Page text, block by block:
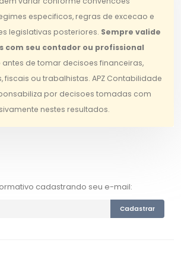
especificos, regras de excecao e
legislativas posteriores. Sempre valide
com seu contador ou profissional
antes de tomar decisoes financeiras,
fiscais ou trabalhistas. APZ Contabilidade
por decisoes tomadas com
nestes resultados.
cadastrando seu e-mail:
Cadastrar